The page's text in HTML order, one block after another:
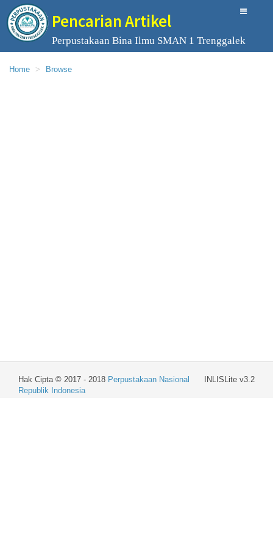
Pencarian Artikel
Perpustakaan Bina Ilmu SMAN 1 Trenggalek
Home Browse
INLISLite v3.2
Hak Cipta © 2017 - 2018 Perpustakaan Nasional
Republik Indonesia